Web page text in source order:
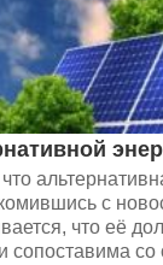
с
что её
сопоставима со